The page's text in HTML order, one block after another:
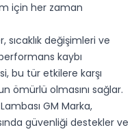
için her zaman
sıcaklık değişimleri ve
kaybı
bu tür etkilere karşı
ömürlü olmasını sağlar.
GM Marka,
güvenliği destekler ve